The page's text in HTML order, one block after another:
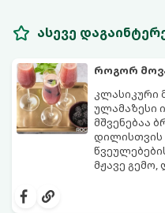
ასევე
როგორ
კლასიკური
ულამაზესი
მშვენებაა
დილისთვის
მჟავე გემო,
საოცრად
და მის